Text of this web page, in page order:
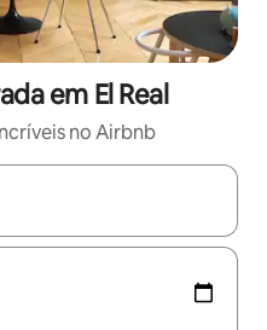
em El Real
no Airbnb
disponíveis, explore-os